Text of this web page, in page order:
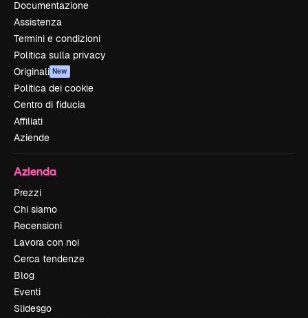
Documentazione
Assistenza
Termini e condizioni
Politica sulla privacy
Originali New
Politica dei cookie
Centro di fiducia
Affiliati
Aziende
Azienda
Prezzi
Chi siamo
Recensioni
Lavora con noi
Cerca tendenze
Blog
Eventi
Slidesgo